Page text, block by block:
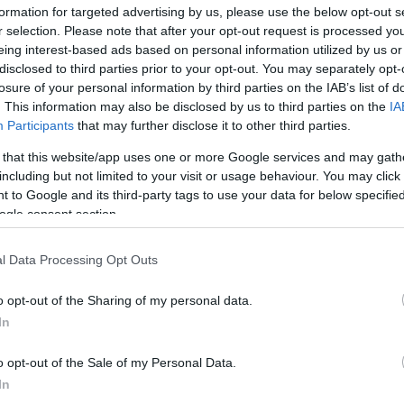
for targeted advertising by us, please use the below opt-out
selection. Please note that after your opt-out request is processed
interest-based ads based on personal information utilized by us
to third parties prior to your opt-out. You may separately
of your personal information by third parties on the IAB’s list of
This information may also be disclosed by us to third parties on the
Participants that may further disclose it to other third parties.
that this website/app uses one or more Google services and may
but not limited to your visit or usage behaviour. You may
to Google and its third-party tags to use your data for below
consent section.
Data Processing Opt Outs
opt-out of the Sharing of my personal data.
opt-out of the Sale of my Personal Data.
απολύμανσης έγινε χλωρίωση και μετά από
είναι σε φυσιολογικές τιμές, δόθηκε η οδηγία να
σε ανοιχτή γραμμή με τον Πολίτη
παράπονα, καταγγελίες ή ιδέες για τη γειτονιά σου.